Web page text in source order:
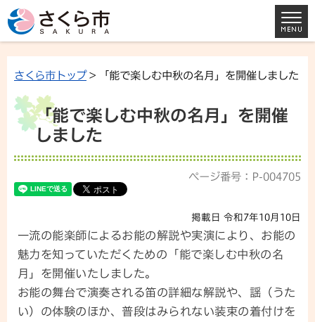
さくら市トップ> 「能で楽しむ中秋の名月」を開催しました
「能で楽しむ中秋の名月」を開催
しました
ページ番号：P-004705
掲載日 令和7年10月10日
一流の能楽師によるお能の解説や実演により、お能の
魅力を知っていただくための「能で楽しむ中秋の名
月」を開催いたしました。
お能の舞台で演奏される笛の詳細な解説や、謡（うた
い）の体験のほか、普段はみられない装束の着付けを